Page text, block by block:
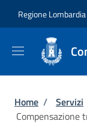
Regione Lombardia
Briciole
Home / Servizi